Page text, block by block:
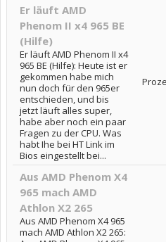
Er läuft AMD
Phenom II x4 965 BE
(Hilfe)
Er läuft AMD Phenom II x4
965 BE (Hilfe): Heute ist er
gekommen habe mich
nun doch für den 965er
entschieden, und bis
jetzt läuft alles super,
habe aber noch ein paar
Fragen zu der CPU. Was
habt Ihe bei HT Link im
Bios eingestellt bei...
Aus AMD Phenom X4
965 mach AMD
Athlon X2 265
Aus AMD Phenom X4 965
mach AMD Athlon X2 265: